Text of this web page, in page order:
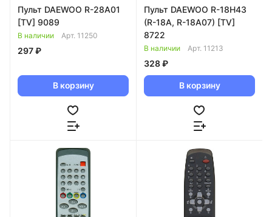
Пульт DAEWOO R-28A01
[TV] 9089
В наличии Арт. 11250
297 ₽
В корзину
Пульт DAEWOO R-18H43
(R-18A, R-18A07) [TV]
8722
В наличии Арт. 11213
328 ₽
В корзину